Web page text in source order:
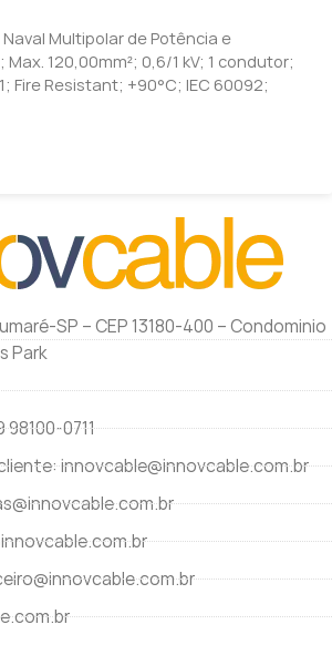
Multipolar de Potência e
120,00mm²; 0,6/1 kV; 1 condutor;
Fire Resistant; +90°C; IEC 60092;
SP – CEP 13180-400 – Condominio
Park
0711
innovcable@innovcable.com.br